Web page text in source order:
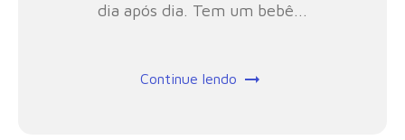
dia após dia. Tem um bebê...
Continue lendo